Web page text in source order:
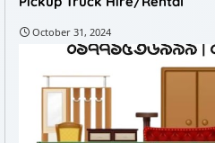
October 31, 2024